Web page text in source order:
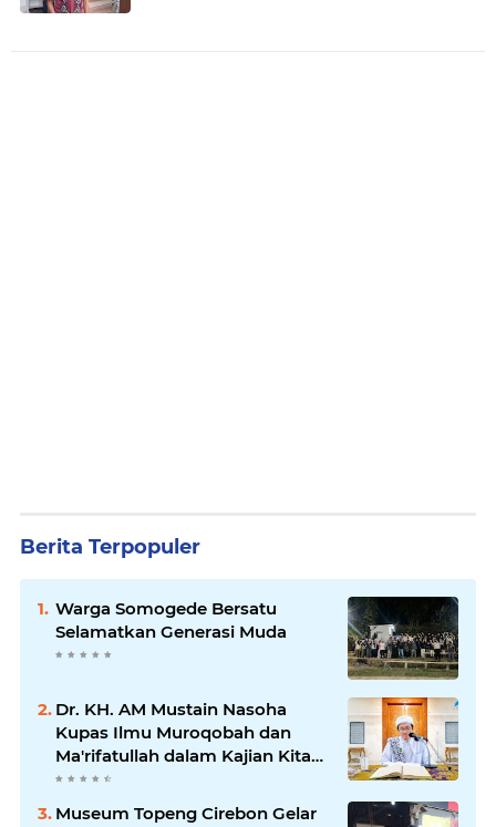
Berita Terpopuler
Warga Somogede Bersatu
Selamatkan Generasi Muda
Dr. KH. AM Mustain Nasoha
Kupas Ilmu Muroqobah dan
Ma'rifatullah dalam Kajian Kitab
Ihya' Ulumuddin
Museum Topeng Cirebon Gelar